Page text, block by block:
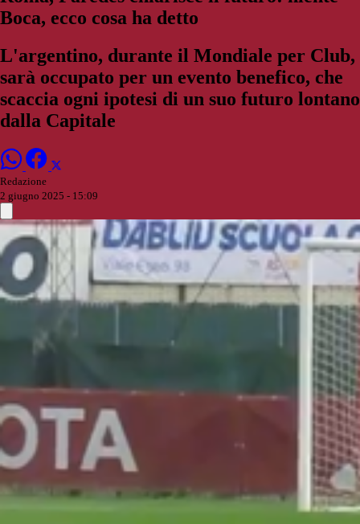
Boca, ecco cosa ha detto
L'argentino, durante il Mondiale per Club,
sarà occupato per un evento benefico, che
scaccia ogni ipotesi di un suo futuro lontano
dalla Capitale
Redazione
2 giugno 2025 - 15:09